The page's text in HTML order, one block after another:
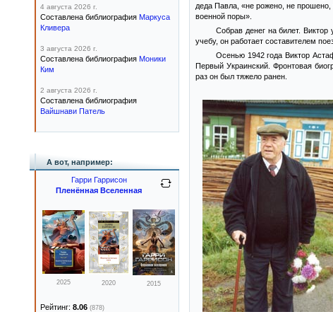
деда Павла, «не рожено, не
военной поры».
Собрав денег на билет.
учебу, он работает составителем
Осенью 1942 года Виктор
Первый Украинский. Фронтовая
раз он был тяжело ранен.
4 августа 2026 г.
Составлена библиография Маркуса
Кливера
3 августа 2026 г.
Составлена библиография Моники
Ким
2 августа 2026 г.
Составлена библиография
Вайшнави Патель
А вот, например:
Гарри Гаррисон
Пленённая Вселенная
2025 2020 2015
Рейтинг: 8.06 (878)